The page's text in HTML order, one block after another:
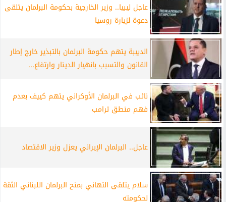
عاجل ليبيا.. وزير الخارجية بحكومة البرلمان يتلقى
دعوة لزيارة روسيا
الدبيبة يتهم حكومة البرلمان بالتبذير خارج إطار
القانون والتسبب بانهيار الدينار وارتفاع...
نائب في البرلمان الأوكراني يتهم كييف بعدم
فهم منطق ترامب
عاجل.. البرلمان الإيراني يعزل وزير الاقتصاد
سلام يتلقى التهاني بمنح البرلمان اللبناني الثقة
لحكومته